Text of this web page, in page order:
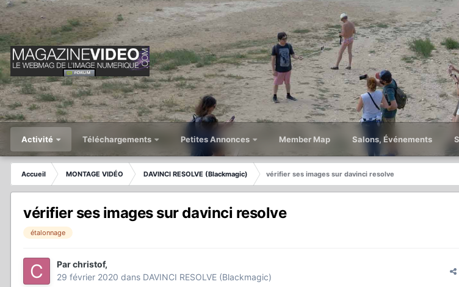
Activité Téléchargements Petites Annonces Member Map Salons, Événements
Accueil MONTAGE VIDÉO DAVINCI RESOLVE (Blackmagic) vérifier ses images sur davinci resolve
vérifier ses images sur davinci resolve
étalonnage
Parchristof,
29 février 2020 dans DAVINCI RESOLVE (Blackmagic)